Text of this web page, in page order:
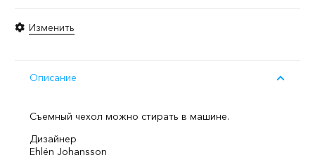
Изменить
Описание
Съемный чехол можно стирать в машине.
Дизайнер
Ehlén Johansson